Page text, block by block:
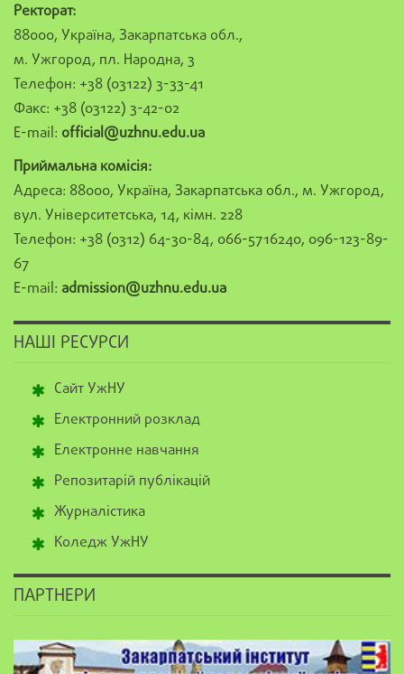
Ректорат:
88000, Україна, Закарпатська обл.,
м. Ужгород, пл. Народна, 3
Телефон: +38 (03122) 3-33-41
Факс: +38 (03122) 3-42-02
E-mail: official@uzhnu.edu.ua
Приймальна комісія:
Адреса: 88000, Україна, Закарпатська обл., м. Ужгород,
вул. Університетська, 14, кімн. 228
Телефон: +38 (0312) 64-30-84, 066-5716240, 096-123-89-
67
E-mail: admission@uzhnu.edu.ua
НАШІ РЕСУРСИ
Сайт УжНУ
Електронний розклад
Електронне навчання
Репозитарій публікацій
Журналістика
Коледж УжНУ
ПАРТНЕРИ